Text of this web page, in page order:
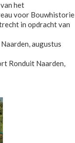
het
voor Bouwhistorie
in opdracht van
augustus
Ronduit Naarden,